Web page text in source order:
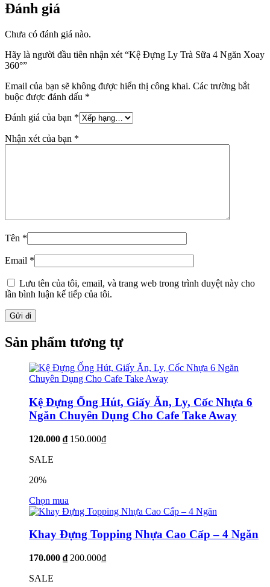
Đánh giá
Chưa có đánh giá nào.
Hãy là người đầu tiên nhận xét “Kệ Đựng Ly Trà Sữa 4 Ngăn Xoay
360°”
Email của bạn sẽ không được hiển thị công khai. Các trường bắt
buộc được đánh dấu *
Đánh giá của bạn *
Nhận xét của bạn *
Tên *
Email *
Lưu tên của tôi, email, và trang web trong trình duyệt này cho
lần bình luận kế tiếp của tôi.
Sản phẩm tương tự
Kệ Đựng Ống Hút, Giấy Ăn, Ly, Cốc Nhựa 6
Ngăn Chuyên Dụng Cho Cafe Take Away
120.000 ₫ 150.000₫
SALE
20%
Chọn mua
Khay Đựng Topping Nhựa Cao Cấp – 4 Ngăn
170.000 ₫ 200.000₫
SALE